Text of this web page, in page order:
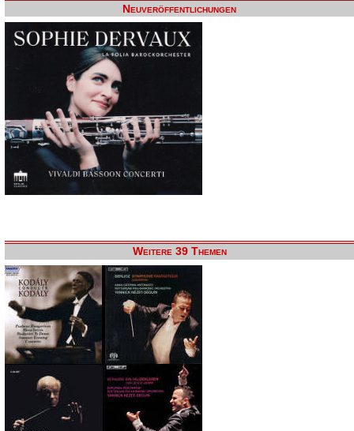
Neuveröffentlichungen
Weitere 39 Themen